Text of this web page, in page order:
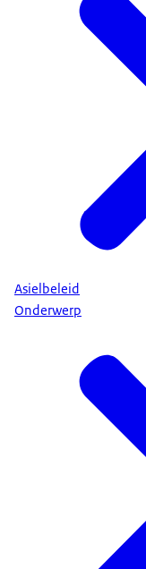
Asielbeleid
Onderwerp